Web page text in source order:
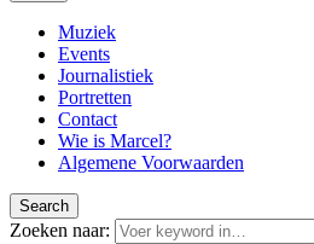
Muziek
Events
Journalistiek
Portretten
Contact
Wie is Marcel?
Algemene Voorwaarden
Search
Zoeken naar: